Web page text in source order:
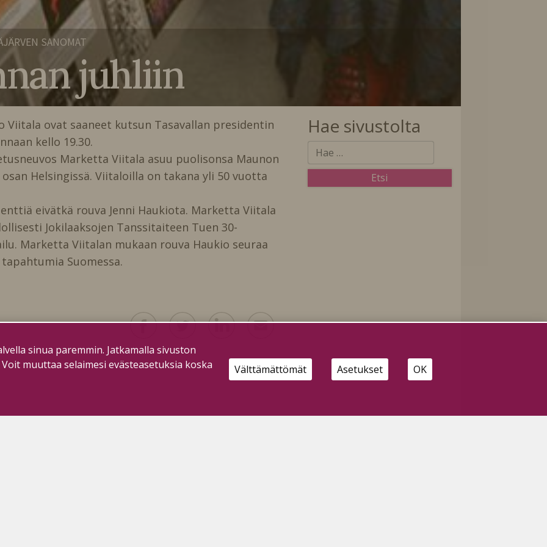
SANOMAT
juhliin
Viitala ovat saaneet kutsun Tasavallan presidentin
kello 19.30.
Marketta Viitala asuu puolisonsa Maunon
Helsingissä. Viitaloilla on takana yli 50 vuotta
eivätkä rouva Jenni Haukiota. Marketta Viitala
Jokilaaksojen Tanssitaiteen Tuen 30-
Marketta Viitalan mukaan rouva Haukio seuraa
Suomessa.
Hae sivustolta
sinua paremmin. Jatkamalla sivuston
muuttaa selaimesi evästeasetuksia koska
Välttämättömät Asetukset OK